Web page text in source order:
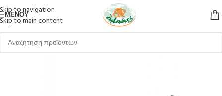
Skip to navigation
Skip to main content
ΜΕΝΟΎ